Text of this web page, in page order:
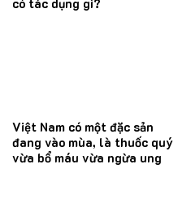
Việt Nam có một đặc sản
đang vào mùa, là thuốc quý
vừa bổ máu vừa ngừa ung